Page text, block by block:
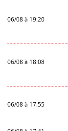
06/08 à 19:20
06/08 à 18:08
06/08 à 17:55